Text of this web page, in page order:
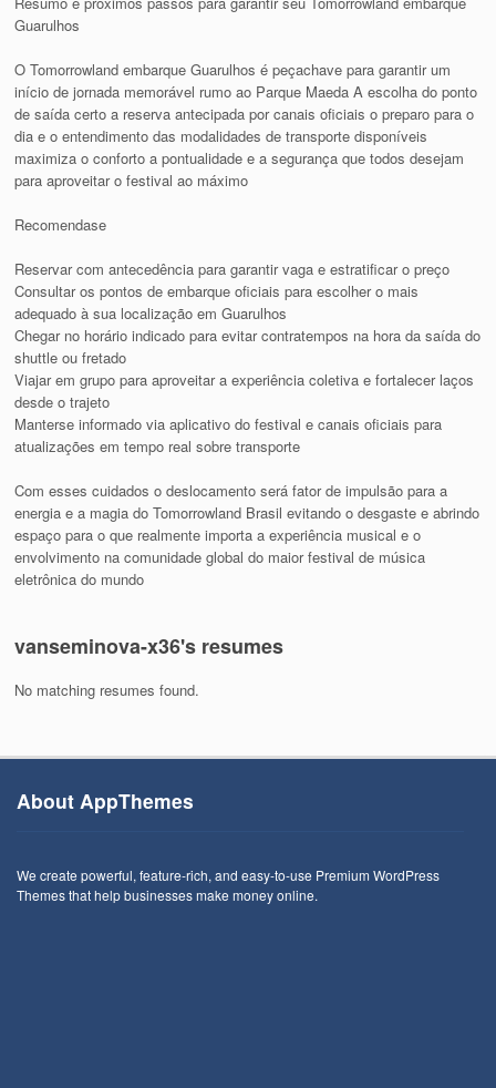
Guarulhos
O Tomorrowland embarque Guarulhos é peçachave para garantir um
início de jornada memorável rumo ao Parque Maeda A escolha do ponto
de saída certo a reserva antecipada por canais oficiais o preparo para o
dia e o entendimento das modalidades de transporte disponíveis
maximiza o conforto a pontualidade e a segurança que todos desejam
para aproveitar o festival ao máximo
Recomendase
Reservar com antecedência para garantir vaga e estratificar o preço
Consultar os pontos de embarque oficiais para escolher o mais
adequado à sua localização em Guarulhos
Chegar no horário indicado para evitar contratempos na hora da saída do
shuttle ou fretado
Viajar em grupo para aproveitar a experiência coletiva e fortalecer laços
desde o trajeto
Manterse informado via aplicativo do festival e canais oficiais para
atualizações em tempo real sobre transporte
Com esses cuidados o deslocamento será fator de impulsão para a
energia e a magia do Tomorrowland Brasil evitando o desgaste e abrindo
espaço para o que realmente importa a experiência musical e o
envolvimento na comunidade global do maior festival de música
eletrônica do mundo
vanseminova-x36's resumes
No matching resumes found.
About AppThemes
We create powerful, feature-rich, and easy-to-use Premium WordPress
Themes that help businesses make money online.